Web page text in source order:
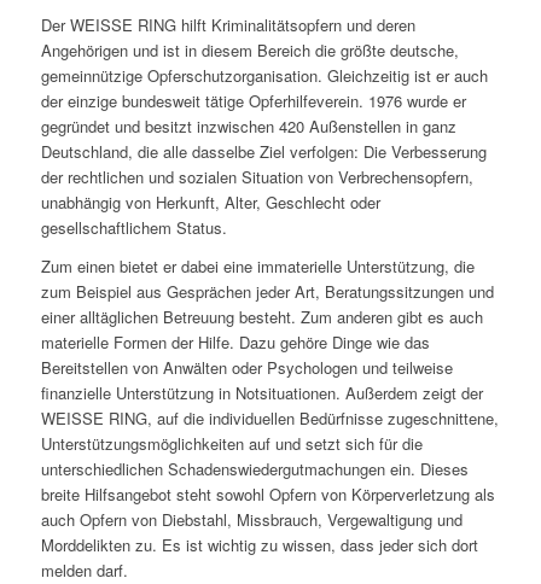
Der WEISSE RING hilft Kriminalitätsopfern und deren
Angehörigen und ist in diesem Bereich die größte deutsche,
gemeinnützige Opferschutzorganisation. Gleichzeitig ist er auch
der einzige bundesweit tätige Opferhilfeverein. 1976 wurde er
gegründet und besitzt inzwischen 420 Außenstellen in ganz
Deutschland, die alle dasselbe Ziel verfolgen: Die Verbesserung
der rechtlichen und sozialen Situation von Verbrechensopfern,
unabhängig von Herkunft, Alter, Geschlecht oder
gesellschaftlichem Status.
Zum einen bietet er dabei eine immaterielle Unterstützung, die
zum Beispiel aus Gesprächen jeder Art, Beratungssitzungen und
einer alltäglichen Betreuung besteht. Zum anderen gibt es auch
materielle Formen der Hilfe. Dazu gehöre Dinge wie das
Bereitstellen von Anwälten oder Psychologen und teilweise
finanzielle Unterstützung in Notsituationen. Außerdem zeigt der
WEISSE RING, auf die individuellen Bedürfnisse zugeschnittene,
Unterstützungsmöglichkeiten auf und setzt sich für die
unterschiedlichen Schadenswiedergutmachungen ein. Dieses
breite Hilfsangebot steht sowohl Opfern von Körperverletzung als
auch Opfern von Diebstahl, Missbrauch, Vergewaltigung und
Morddelikten zu. Es ist wichtig zu wissen, dass jeder sich dort
melden darf.